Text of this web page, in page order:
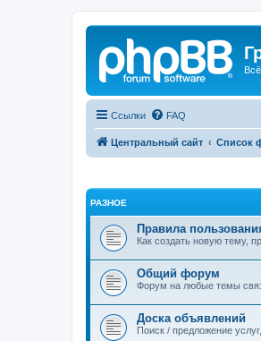
Ссылки FAQ
Центральный сайт Список
РАЗНОЕ
Правила
Как создать новую тему,
Общий форум
Форум на любые темы
Доска объявлений
Поиск / предложение